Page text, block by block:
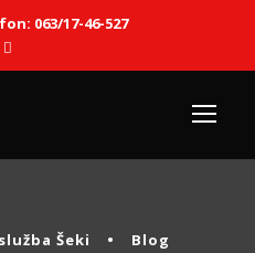
063/17-46-527
Šeki • Blog